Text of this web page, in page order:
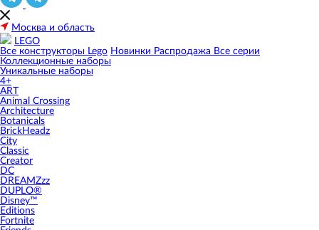
Москва и область
LEGO
Все конструкторы Lego Новинки Распродажа Все серии
Коллекционные наборы
Уникальные наборы
4+
ART
Animal Crossing
Architecture
Botanicals
BrickHeadz
City
Classic
Creator
DC
DREAMZzz
DUPLO®
Disney™
Editions
Fortnite